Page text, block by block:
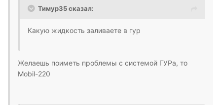
Тимур35 сказал:
Какую жидкость заливаете в гур
Желаешь поиметь проблемы с системой ГУРа, то
Mobil-220